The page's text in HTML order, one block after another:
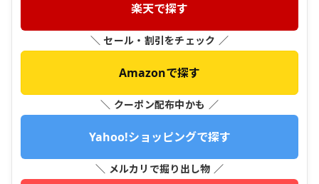
楽天で探す
＼ セール・割引をチェック ／
Amazonで探す
＼ クーポン配布中かも ／
Yahoo!ショッピングで探す
＼ メルカリで掘り出し物 ／